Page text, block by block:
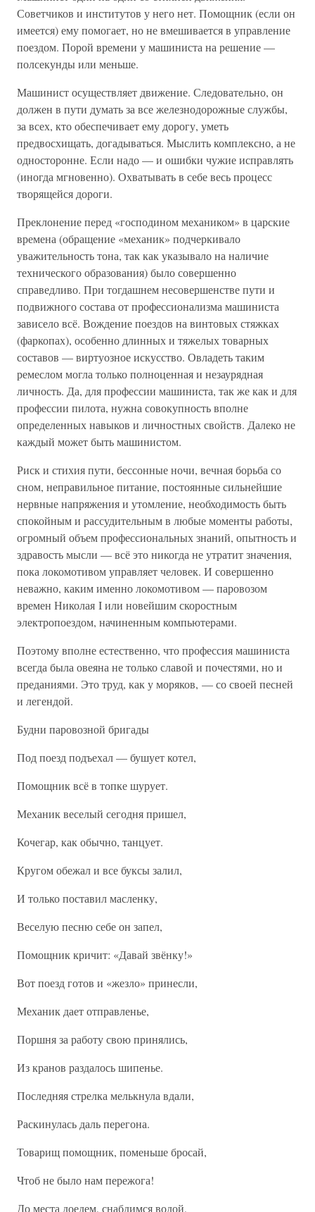
Советчиков и институтов у него нет. Помощник (если он
имеется) ему помогает, но не вмешивается в управление
поездом. Порой времени у машиниста на решение —
полсекунды или меньше.
Машинист осуществляет движение. Следовательно, он
должен в пути думать за все железнодорожные службы,
за всех, кто обеспечивает ему дорогу, уметь
предвосхищать, догадываться. Мыслить комплексно, а не
односторонне. Если надо — и ошибки чужие исправлять
(иногда мгновенно). Охватывать в себе весь процесс
творящейся дороги.
Преклонение перед «господином механиком» в царские
времена (обращение «механик» подчеркивало
уважительность тона, так как указывало на наличие
технического образования) было совершенно
справедливо. При тогдашнем несовершенстве пути и
подвижного состава от профессионализма машиниста
зависело всё. Вождение поездов на винтовых стяжках
(фаркопах), особенно длинных и тяжелых товарных
составов — виртуозное искусство. Овладеть таким
ремеслом могла только полноценная и незаурядная
личность. Да, для профессии машиниста, так же как и для
профессии пилота, нужна совокупность вполне
определенных навыков и личностных свойств. Далеко не
каждый может быть машинистом.
Риск и стихия пути, бессонные ночи, вечная борьба со
сном, неправильное питание, постоянные сильнейшие
нервные напряжения и утомление, необходимость быть
спокойным и рассудительным в любые моменты работы,
огромный объем профессиональных знаний, опытность и
здравость мысли — всё это никогда не утратит значения,
пока локомотивом управляет человек. И совершенно
неважно, каким именно локомотивом — паровозом
времен Николая I или новейшим скоростным
электропоездом, начиненным компьютерами.
Поэтому вполне естественно, что профессия машиниста
всегда была овеяна не только славой и почестями, но и
преданиями. Это труд, как у моряков, — со своей песней
и легендой.
Будни паровозной бригады
Под поезд подъехал — бушует котел,
Помощник всё в топке шурует.
Механик веселый сегодня пришел,
Кочегар, как обычно, танцует.
Кругом обежал и все буксы залил,
И только поставил масленку,
Веселую песню себе он запел,
Помощник кричит: «Давай звёнку!»
Вот поезд готов и «жезло» принесли,
Механик дает отправленье,
Поршня за работу свою принялись,
Из кранов раздалось шипенье.
Последняя стрелка мелькнула вдали,
Раскинулась даль перегона.
Товарищ помощник, поменьше бросай,
Чтоб не было нам пережога!
До места доедем, снабдимся водой,